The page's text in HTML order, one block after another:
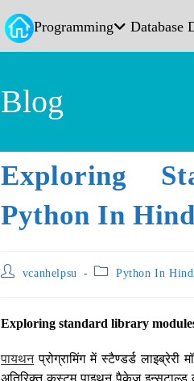
Programming Database
Blog
Exploring
Python In
vcanhelpsu Python In
Exploring standard library
पायथनप्रोग्रामिंग में स्टैण्डर्ड
अतिरिक्त कस्टम पाइथन पैकेज इन्सटाल्ड